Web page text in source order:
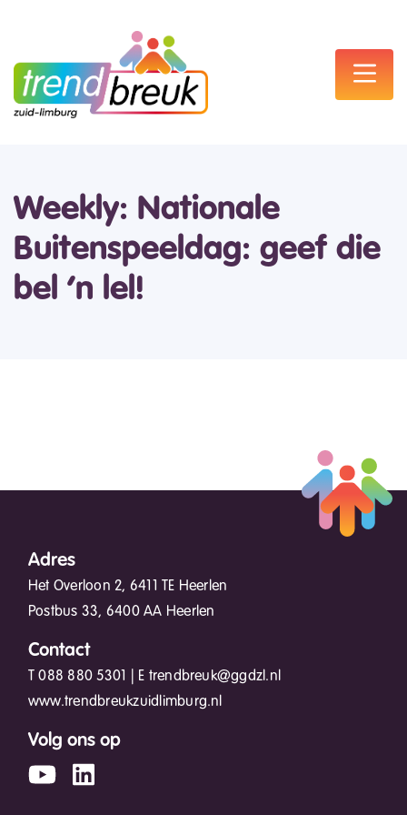
Weekly: Nationale
Buitenspeeldag: geef die
bel ’n lel!
Adres
Het Overloon 2, 6411 TE Heerlen
Postbus 33, 6400 AA Heerlen
Contact
T088 880 5301 | E trendbreuk@ggdzl.nl
www.trendbreukzuidlimburg.nl
Volg ons op